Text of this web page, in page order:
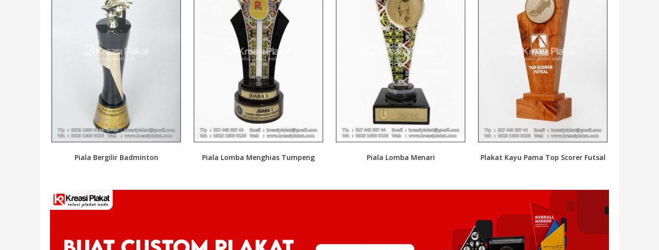
Piala Bergilir Badminton Piala Lomba Menghias Tumpeng Piala Lomba Menari Plakat Kayu Pama Top Scorer Futsal